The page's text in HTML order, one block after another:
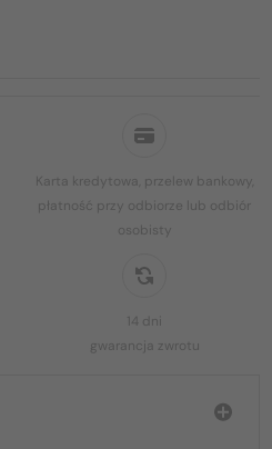
Karta kredytowa, przelew bankowy,
płatność przy odbiorze lub odbiór
osobisty
14 dni
gwarancja zwrotu